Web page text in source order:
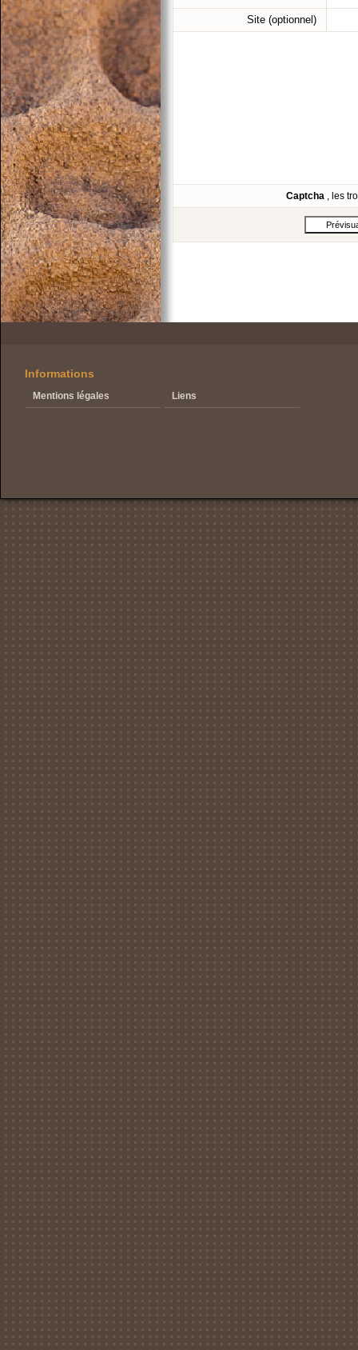
Site (optionnel)
Captcha , les
Informations
Mentions légales Liens